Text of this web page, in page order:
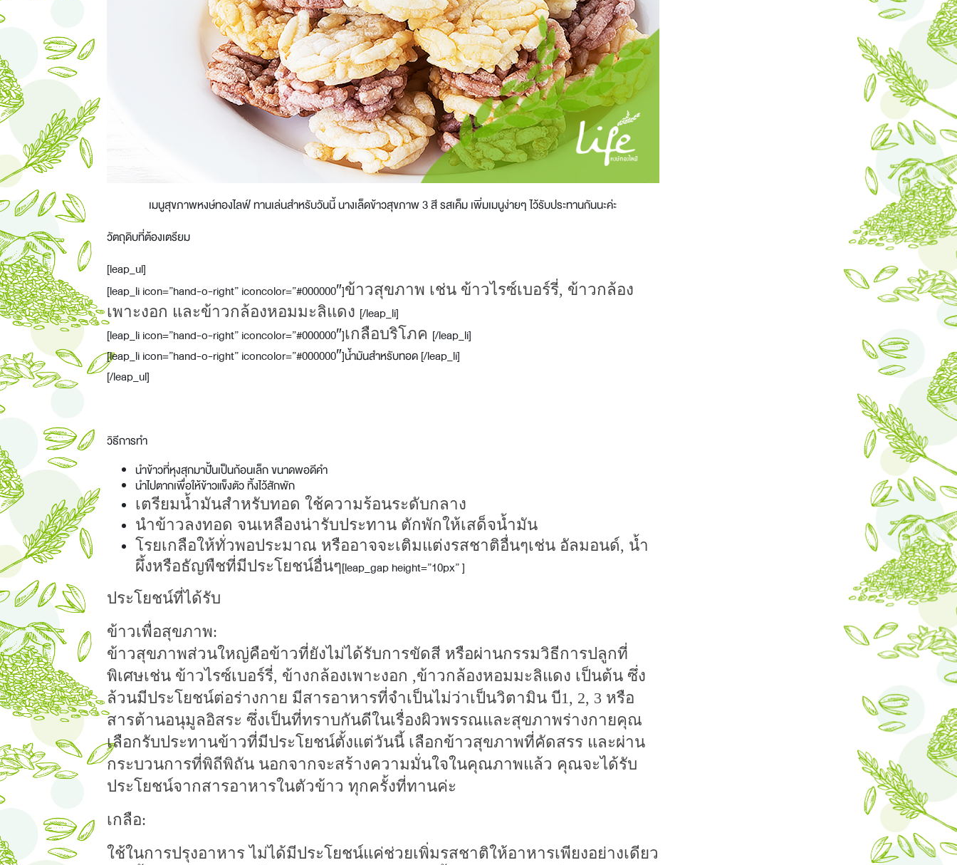
เมนูสุขภาพหงษ์ทองไลฟ์ ทานเล่นสำหรับวันนี้ นางเล็ดข้าวสุขภาพ 3 สี รสเค็ม เพิ่มเมนูง่ายๆ ไว้รับประทานกันนะค่ะ
วัตถุดิบที่ต้องเตรียม
[leap_ul]
[leap_li icon=”hand-o-right” iconcolor=”#000000″]ข้าวสุขภาพ เช่น ข้าวไรซ์เบอร์รี่, ข้าวกล้อง
เพาะงอก และข้าวกล้องหอมมะลิแดง [/leap_li]
[leap_li icon=”hand-o-right” iconcolor=”#000000″]เกลือบริโภค [/leap_li]
[leap_li icon=”hand-o-right” iconcolor=”#000000″]น้ำมันสำหรับทอด [/leap_li]
[/leap_ul]
วิธีการทำ
นำข้าวที่หุงสุกมาปั้นเป็นก้อนเล็ก ขนาดพอดีคำ
นำไปตากเพื่อให้ข้าวแข็งตัว ทิ้งไว้สักพัก
เตรียมน้ำมันสำหรับทอด ใช้ความร้อนระดับกลาง
นำข้าวลงทอด จนเหลืองน่ารับประทาน ตักพักให้เสด็จน้ำมัน
โรยเกลือให้ทั่วพอประมาณ หรืออาจจะเติมแต่งรสชาติอื่นๆเช่น อัลมอนด์, น้ำ
ผึ้งหรือธัญพืชที่มีประโยชน์อื่นๆ[leap_gap height=”10px” ]
ประโยชน์ที่ได้รับ
ข้าวเพื่อสุขภาพ:
ข้าวสุขภาพส่วนใหญ่คือข้าวที่ยังไม่ได้รับการขัดสี หรือผ่านกรรมวิธีการปลูกที่
พิเศษเช่น ข้าวไรซ์เบอร์รี่, ข้างกล้องเพาะงอก ,ข้าวกล้องหอมมะลิแดง เป็นต้น ซึ่ง
ล้วนมีประโยชน์ต่อร่างกาย มีสารอาหารที่จำเป็นไม่ว่าเป็นวิตามิน บี1, 2, 3 หรือ
สารต้านอนุมูลอิสระ ซึ่งเป็นที่ทราบกันดีในเรื่องผิวพรรณและสุขภาพร่างกายคุณ
เลือกรับประทานข้าวที่มีประโยชน์ตั้งแต่วันนี้ เลือกข้าวสุขภาพที่คัดสรร และผ่าน
กระบวนการที่พิถีพิถัน นอกจากจะสร้างความมั่นใจในคุณภาพแล้ว คุณจะได้รับ
ประโยชน์จากสารอาหารในตัวข้าว ทุกครั้งที่ทานค่ะ
เกลือ:
ใช้ในการปรุงอาหาร ไม่ได้มีประโยชน์แค่ช่วยเพิ่มรสชาติให้อาหารเพียงอย่างเดียว